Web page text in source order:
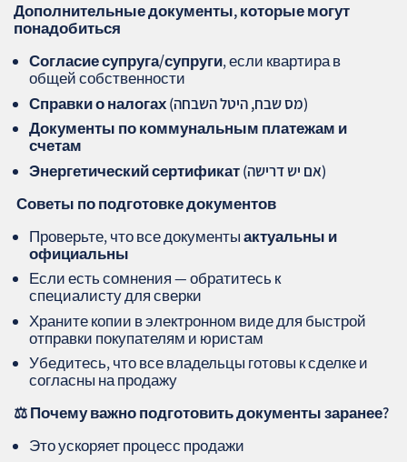
Дополнительные документы, которые могут
понадобиться
Согласие супруга/супруги, если квартира в
общей собственности
Справки о налогах (מס שבח, היטל השבחה)
Документы по коммунальным платежам и
счетам
Энергетический сертификат (אם יש דרישה)
️ Советы по подготовке документов
Проверьте, что все документыактуальны и
официальны
Если есть сомнения — обратитесь к
специалисту для сверки
Храните копии в электронном виде для быстрой
отправки покупателям и юристам
Убедитесь, что все владельцы готовы к сделке и
согласны на продажу
⚖Почему важно подготовить документы заранее?
Это ускоряет процесс продажи